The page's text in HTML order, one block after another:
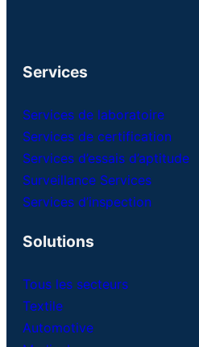
Services
Services de laboratoire
Services de certification
Services d’essais d’aptitude
Surveillance Services
Services d’inspection
Solutions
Tous les secteurs
Textile
Automotive